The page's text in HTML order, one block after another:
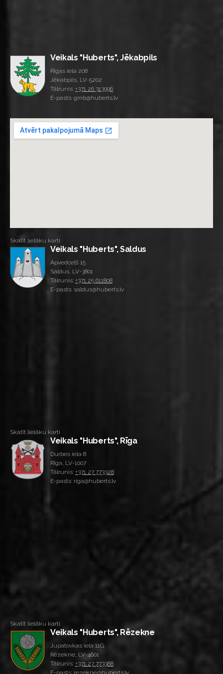
Veikals "Huberts", Jēkabpils
Rīgas iela 208
Jēkabpils, LV-5202
Tālrunis: +371 26 313996
E-pasts: gmb@huberts.lv
Skatīt lielāku karti
Veikals "Huberts", Saldus
Apvedceļš 15
Saldus, LV-3801
Tālrunis: +371 25 611808
E-pasts: saldus@huberts.lv
Skatīt lielāku karti
Veikals "Huberts", Rīga
Durbes iela 8
Rīga, LV-1007
Tālrunis: +371 27 773328
E-pasts: riga@huberts.lv
Skatīt lielāku karti
Veikals "Huberts", Rēzekne
Jupatovkas iela 11G
Rēzekne, LV-4601
Tālrunis: +371 27 773388